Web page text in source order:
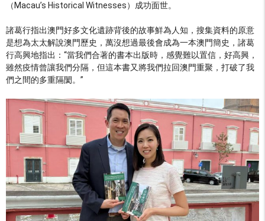
（Macau’s Historical Witnesses）成功面世。
諸葛行指出澳門好多文化遺跡背後的故事鮮為人知，搜集資料的原意
是想為太太解說澳門歷史，萬沒想過最後會成為一本澳門簡史，諸葛
行高興地指出：“當我們合著的書本出版時，感覺難以置信，好高興，
雖然疫情曾讓我們分隔，但這本書又將我們拉回澳門重聚，打破了我
們之間的多重隔閡。”